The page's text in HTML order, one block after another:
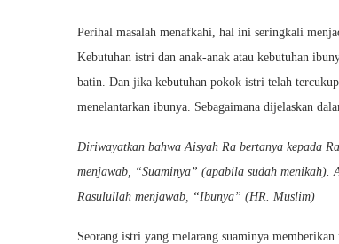
Perihal masalah menafkahi, hal ini seringkali
Kebutuhan istri dan anak-anak atau kebutuhan
batin. Dan jika kebutuhan pokok istri telah
menelantarkan ibunya. Sebagaimana dijelaskan
Diriwayatkan bahwa Aisyah Ra bertanya kepada
menjawab, “Suaminya” (apabila sudah
Rasulullah menjawab, “Ibunya” (HR. Muslim)
Seorang istri yang melarang suaminya